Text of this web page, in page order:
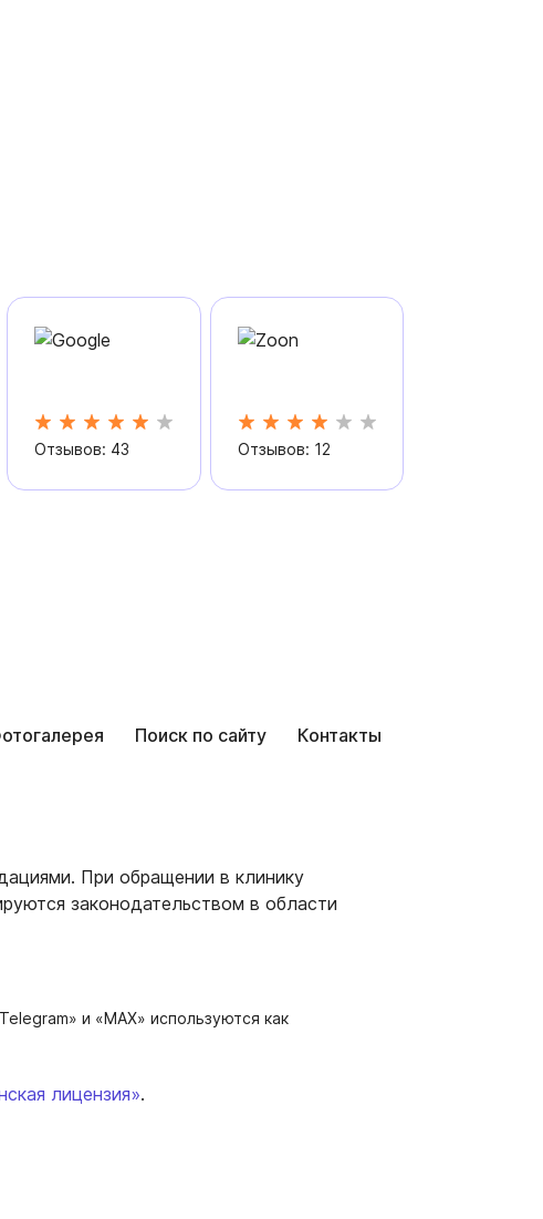
Отзывов: 43 Отзывов: 12
Поиск по сайту Контакты
При обращении в клинику
законодательством в области
и «MAX» используются как
лицензия».